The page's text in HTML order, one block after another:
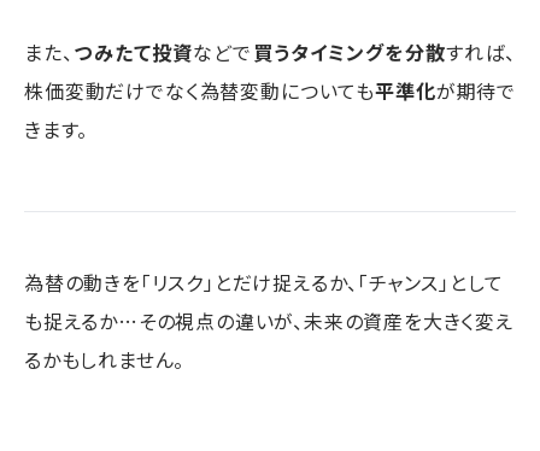
また、 つみたて投資などで 買うタイミングを分散すれば、
株価変動だけでなく為替変動についても平準化が期待で
きます。
為替の動きを「リスク」とだけ捉えるか、「チャンス」として
も捉えるか…その視点の違いが、未来の資産を大きく変え
るかもしれません。